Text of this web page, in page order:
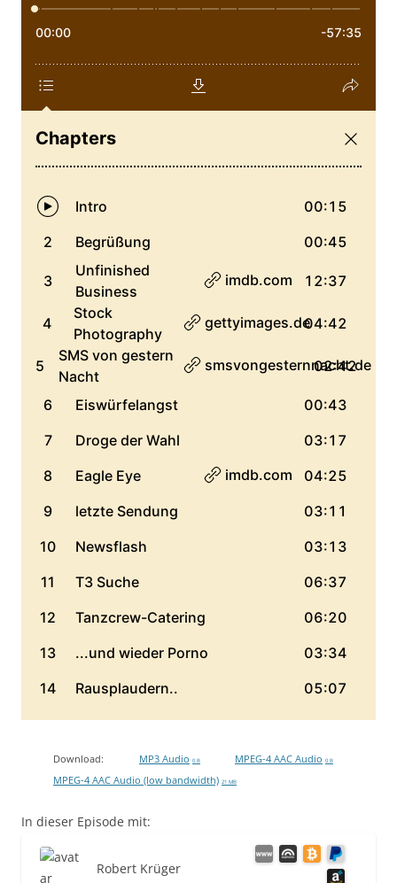
Download: MP3 Audio 0 B MPEG-4 AAC Audio 0 B
MPEG-4 AAC Audio (low bandwidth) 21 MB
In dieser Episode mit:
Robert Krüger